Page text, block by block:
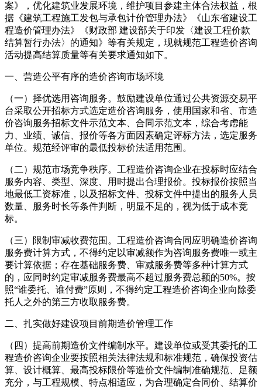
案》，优化建筑业发展环境，维护项目参建主体合法权益，根
据《建筑工程施工发包与承包计价管理办法》《山东省建设工
程造价管理办法》《财政部 建设部关于印发〈建设工程价款
结算暂行办法〉的通知》等有关规定，现就规范工程造价咨询
活动提高结算质量等有关要求通知如下。
一、营造公平有序的造价咨询市场环境
（一）择优选用咨询服务。鼓励建设单位通过公共资源交易平
台采取公开招标方式选定造价咨询服务，使用国家和省、市造
价咨询服务招标文件示范文本、合同示范文本，综合考虑能
力、业绩、诚信、报价等各方面因素确定评标方法，选定服务
单位。规范经评审的最低投标价法适用范围。
（二）规范市场竞争秩序。工程造价咨询企业在投标时应结合
服务内容、类型、深度、用时提出合理报价。投标报价按照当
地最低工资标准，以及招标文件、投标文件中提出的服务人员
数量、服务时长等条件判断，明显不足的，视为低于成本竞
标。
（三）限制审减收费范围。工程造价咨询合同应明确造价咨询
服务费计算方式，不得约定以审减额作为咨询服务费唯一或主
要计算依据；存在基础服务费、审减服务费等多种计算方式
的，应同时约定审减服务费最高不超过服务费总额的50%。按
照“谁委托、谁付费”原则，不得约定工程造价咨询企业向除委
托人之外的第三方收取服务费。
二、扎实做好建设项目前期造价管理工作
（四）提高前期造价文件编制水平。建设单位或受其委托的工
程造价咨询企业要按照相关法律法规和标准规范，确保投资估
算、设计概算、最高投标限价等造价文件编制准确规范、足额
充分，与工程规模、特点相适应，为合理确定合同价、结算价